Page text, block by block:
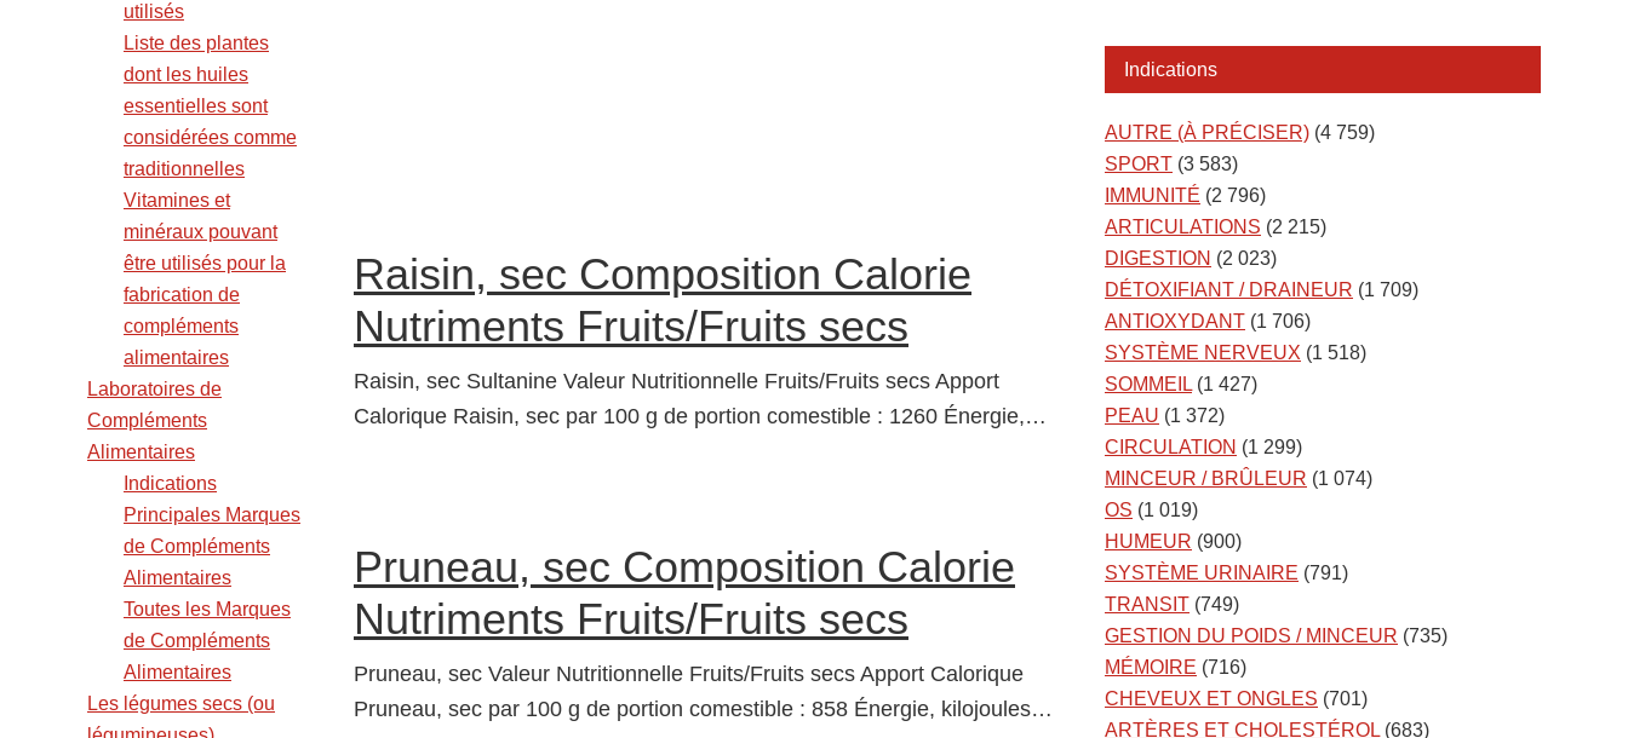
Raisin, sec Composition Calorie
Nutriments Fruits/Fruits secs
Raisin, sec Sultanine Valeur Nutritionnelle Fruits/Fruits secs Apport
Calorique Raisin, sec par 100 g de portion comestible : 1260 Énergie,…
Pruneau, sec Composition Calorie
Nutriments Fruits/Fruits secs
Pruneau, sec Valeur Nutritionnelle Fruits/Fruits secs Apport Calorique
Pruneau, sec par 100 g de portion comestible : 858 Énergie, kilojoules…
site
Indications
AUTRE (À PRÉCISER) (4 759)
SPORT (3 583)
IMMUNITÉ (2 796)
ARTICULATIONS (2 215)
DIGESTION (2 023)
DÉTOXIFIANT / DRAINEUR (1 709)
ANTIOXYDANT (1 706)
SYSTÈME NERVEUX (1 518)
SOMMEIL (1 427)
PEAU (1 372)
CIRCULATION (1 299)
MINCEUR / BRÛLEUR (1 074)
OS (1 019)
HUMEUR (900)
SYSTÈME URINAIRE (791)
TRANSIT (749)
GESTION DU POIDS / MINCEUR (735)
MÉMOIRE (716)
CHEVEUX ET ONGLES (701)
ARTÈRES ET CHOLESTÉROL (683)
utilisés
Liste des plantes
dont les huiles
essentielles sont
considérées comme
traditionnelles
Vitamines et
minéraux pouvant
être utilisés pour la
fabrication de
compléments
alimentaires
Laboratoires de
Compléments
Alimentaires
Indications
Principales Marques
de Compléments
Alimentaires
Toutes les Marques
de Compléments
Alimentaires
Les légumes secs (ou